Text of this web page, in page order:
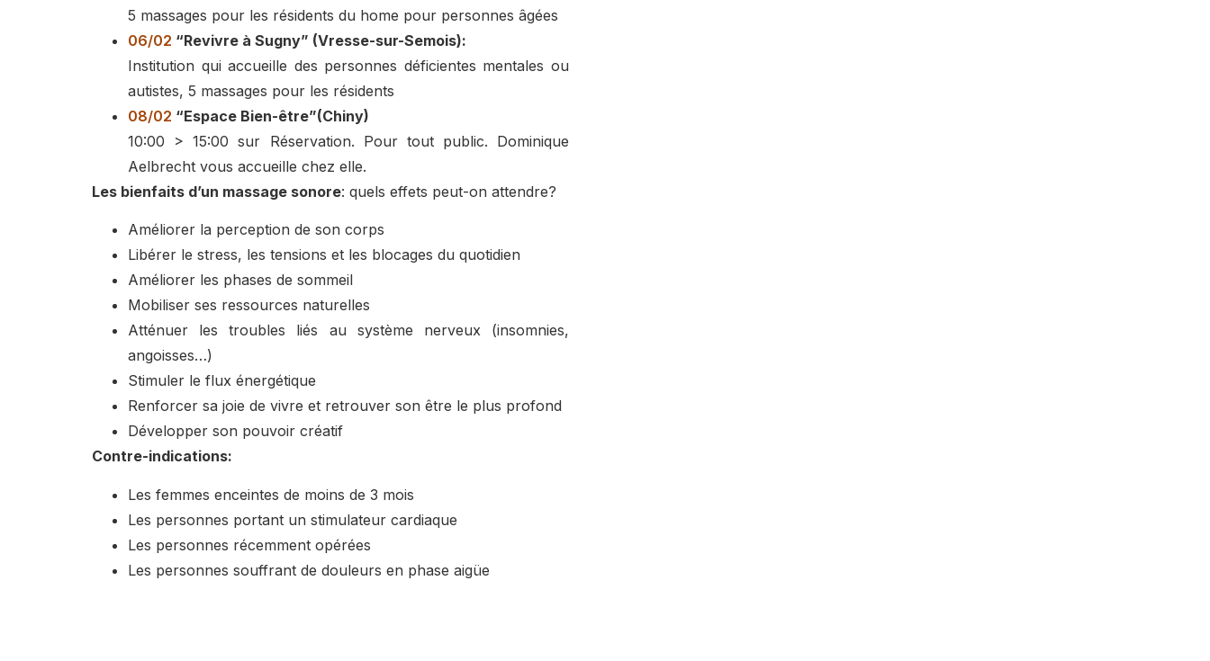
5 massages pour les résidents du home pour personnes âgées
06/02 “Revivre à Sugny” (Vresse-sur-Semois):
Institution qui accueille des personnes déficientes mentales ou
autistes, 5 massages pour les résidents
08/02 “Espace Bien-être”(Chiny)
10:00 > 15:00 sur Réservation. Pour tout public. Dominique
Aelbrecht vous accueille chez elle.
Les bienfaits d’un massage sonore: quels effets peut-on attendre?
Améliorer la perception de son corps
Libérer le stress, les tensions et les blocages du quotidien
Améliorer les phases de sommeil
Mobiliser ses ressources naturelles
Atténuer les troubles liés au système nerveux (insomnies,
angoisses…)
Stimuler le flux énergétique
Renforcer sa joie de vivre et retrouver son être le plus profond
Développer son pouvoir créatif
Contre-indications:
Les femmes enceintes de moins de 3 mois
Les personnes portant un stimulateur cardiaque
Les personnes récemment opérées
Les personnes souffrant de douleurs en phase aigüe